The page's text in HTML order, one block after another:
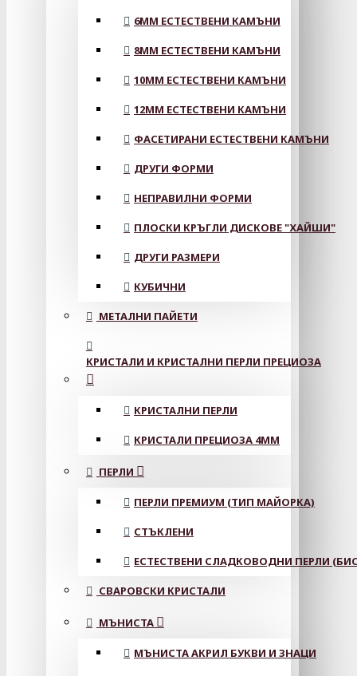
6MM ЕСТЕСТВЕНИ КАМЪНИ
8MM ЕСТЕСТВЕНИ КАМЪНИ
10MM ЕСТЕСТВЕНИ КАМЪНИ
12MM ЕСТЕСТВЕНИ КАМЪНИ
ФАСЕТИРАНИ ЕСТЕСТВЕНИ КАМЪНИ
ДРУГИ ФОРМИ
НЕПРАВИЛНИ ФОРМИ
ПЛОСКИ КРЪГЛИ ДИСКОВЕ "ХАЙШИ"
ДРУГИ РАЗМЕРИ
КУБИЧНИ
МЕТАЛНИ ПАЙЕТИ
КРИСТАЛИ И КРИСТАЛНИ ПЕРЛИ ПРЕЦИОЗА
КРИСТАЛНИ ПЕРЛИ
КРИСТАЛИ ПРЕЦИОЗА 4ММ
ПЕРЛИ
ПЕРЛИ ПРЕМИУМ (ТИП МАЙОРКА)
СТЪКЛЕНИ
ЕСТЕСТВЕНИ СЛАДКОВОДНИ ПЕРЛИ
СВАРОВСКИ КРИСТАЛИ
МЪНИСТА
МЪНИСТА АКРИЛ БУКВИ И ЗНАЦИ